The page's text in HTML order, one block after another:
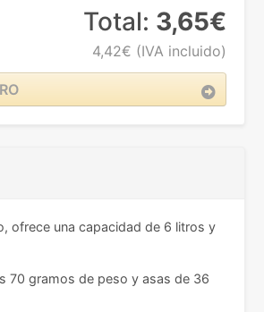
Total: 3,65€
4,42€ (IVA incluido)
ofrece una capacidad de 6 litros y
70 gramos de peso y asas de 36